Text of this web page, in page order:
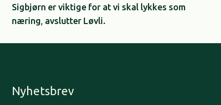
Sigbjørn er viktige for at vi skal lykkes som
næring, avslutter Løvli.
Nyhetsbrev